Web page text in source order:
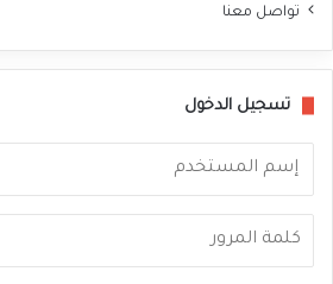
تواصل معنا
تسجيل الدخول